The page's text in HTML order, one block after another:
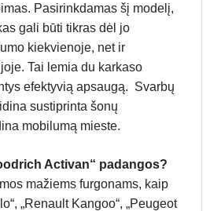
Pasirinkdamas šį modelį,
gali būti tikras dėl jo
kiekvienoje, net ir
Tai lemia du karkaso
efektyvią apsaugą. Svarbų
sustiprinta šonų
mobilumą mieste.
Activan“ padangos?
mažiems furgonams, kaip
„Renault Kangoo“, „Peugeot